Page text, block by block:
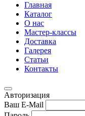
Главная
Каталог
О нас
Мастер-классы
Доставка
Галерея
Статьи
Контакты
Авторизация
Ваш E-Mail